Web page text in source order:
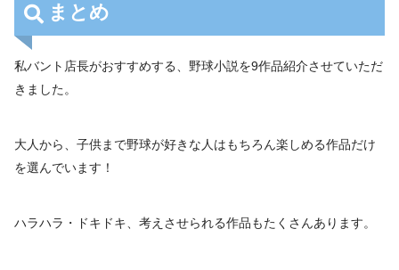
まとめ
私バント店長がおすすめする、野球小説を9作品紹介させていただ
きました。
大人から、子供まで野球が好きな人はもちろん楽しめる作品だけ
を選んでいます！
ハラハラ・ドキドキ、考えさせられる作品もたくさんあります。